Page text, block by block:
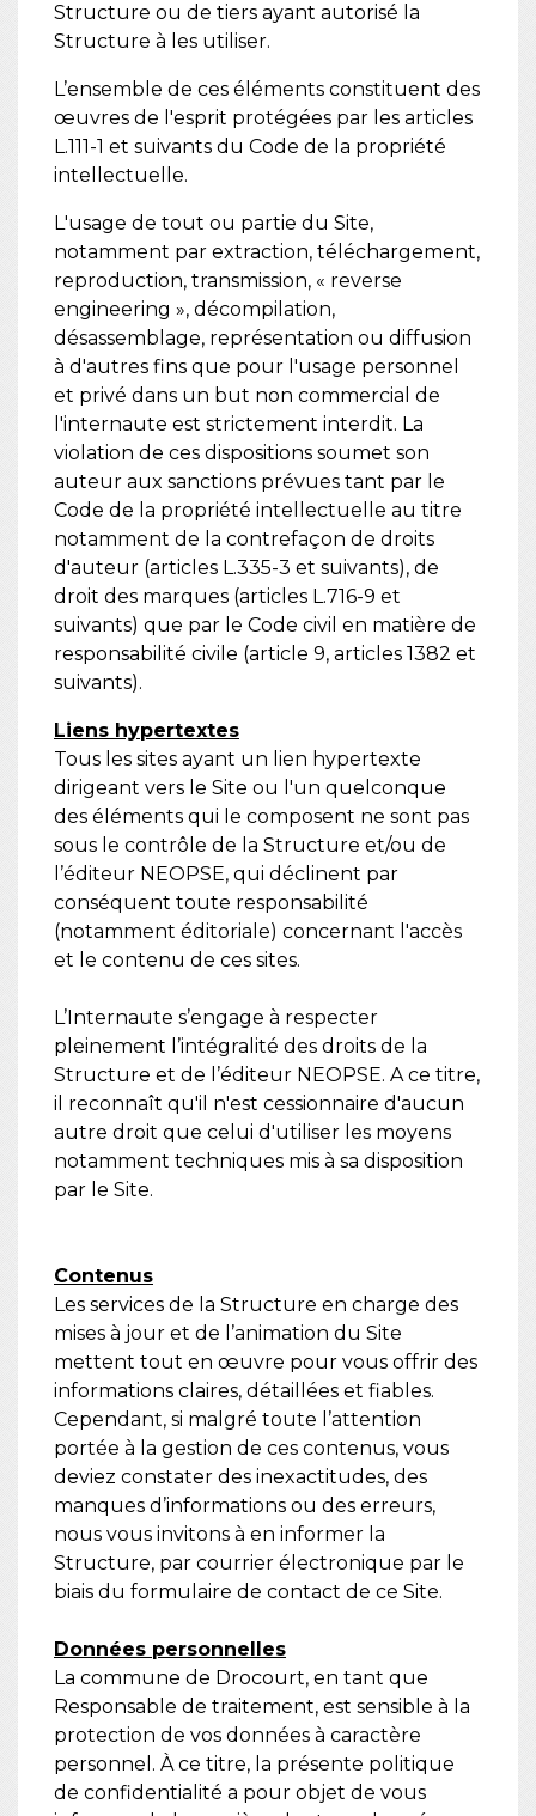
Structure ou de tiers ayant autorisé la
Structure à les utiliser.
L’ensemble de ces éléments constituent des
œuvres de l'esprit protégées par les articles
L.111-1 et suivants du Code de la propriété
intellectuelle.
L'usage de tout ou partie du Site,
notamment par extraction, téléchargement,
reproduction, transmission, « reverse
engineering », décompilation,
désassemblage, représentation ou diffusion
à d'autres fins que pour l'usage personnel
et privé dans un but non commercial de
l'internaute est strictement interdit. La
violation de ces dispositions soumet son
auteur aux sanctions prévues tant par le
Code de la propriété intellectuelle au titre
notamment de la contrefaçon de droits
d'auteur (articles L.335-3 et suivants), de
droit des marques (articles L.716-9 et
suivants) que par le Code civil en matière de
responsabilité civile (article 9, articles 1382 et
suivants).
Liens hypertextes
Tous les sites ayant un lien hypertexte
dirigeant vers le Site ou l'un quelconque
des éléments qui le composent ne sont pas
sous le contrôle de la Structure et/ou de
l’éditeur NEOPSE, qui déclinent par
conséquent toute responsabilité
(notamment éditoriale) concernant l'accès
et le contenu de ces sites.
L’Internaute s’engage à respecter
pleinement l’intégralité des droits de la
Structure et de l’éditeur NEOPSE. A ce titre,
il reconnaît qu'il n'est cessionnaire d'aucun
autre droit que celui d'utiliser les moyens
notamment techniques mis à sa disposition
par le Site.
Contenus
Les services de la Structure en charge des
mises à jour et de l’animation du Site
mettent tout en œuvre pour vous offrir des
informations claires, détaillées et fiables.
Cependant, si malgré toute l’attention
portée à la gestion de ces contenus, vous
deviez constater des inexactitudes, des
manques d’informations ou des erreurs,
nous vous invitons à en informer la
Structure, par courrier électronique par le
biais du formulaire de contact de ce Site.
Données personnelles
La commune de Drocourt, en tant que
Responsable de traitement, est sensible à la
protection de vos données à caractère
personnel. À ce titre, la présente politique
de confidentialité a pour objet de vous